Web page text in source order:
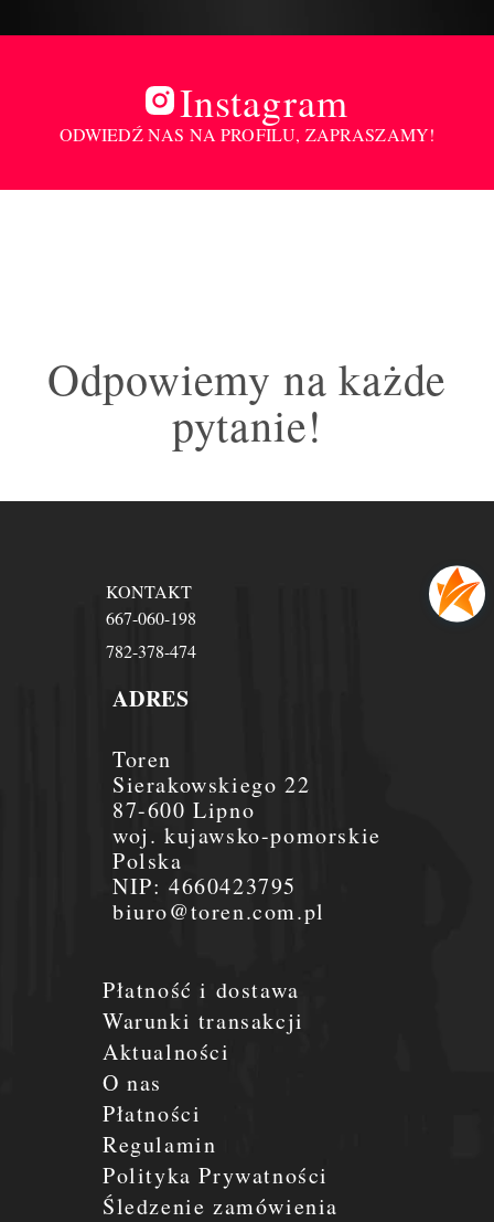
Instagram
ODWIEDŹ NAS NA PROFILU, ZAPRASZAMY!
Odpowiemy na każde
pytanie!
Płatność i dostawa
Warunki transakcji
Aktualności
O nas
Płatności
Regulamin
Polityka Prywatności
Śledzenie zamówienia
ADRES
Toren
Sierakowskiego 22
87-600 Lipno
woj. kujawsko-pomorskie
Polska
NIP:4660423795
biuro@toren.com.pl
KONTAKT
667-060-198
782-378-474